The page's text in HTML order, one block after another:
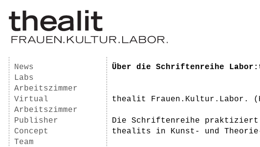
News
Labs
Arbeitszimmer
Virtual
Arbeitszimmer
Publisher
Concept
Team
Über die Schriftenreihe
thealit Frauen.Kultur.Labor.
Die Schriftenreihe praktiziert
thealits in Kunst- und Theorie-